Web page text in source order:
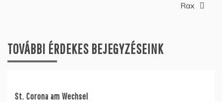
Rax
TOVÁBBI ÉRDEKES BEJEGYZÉSEINK
St. Corona am Wechsel